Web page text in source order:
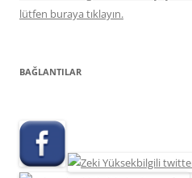
lütfen buraya tıklayın.
BAĞLANTILAR